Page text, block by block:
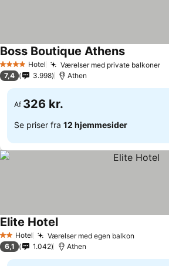
4 StjernerHotel Værelser med private balkoner
Boss Boutique Athens
7,4 3.998 Athen
Af 326 kr.
Se priser fra 12 hjemmesider
2 Stjerner
Hotel Værelser med egen balkon
Elite Hotel
6,1 1.042 Athen